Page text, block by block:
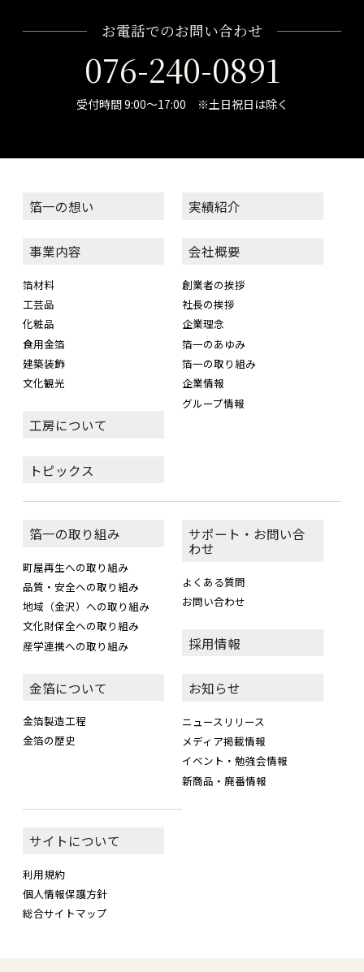
お電話でのお問い合わせ
076-240-0891
受付時間 9:00～17:00 ※土日祝日は除く
箔一の想い
事業内容
箔材料
工芸品
化粧品
食用金箔
建築装飾
文化観光
工房について
トピックス
実績紹介
会社概要
創業者の挨拶
社長の挨拶
企業理念
箔一のあゆみ
箔一の取り組み
企業情報
グループ情報
箔一の取り組み
町屋再生への取り組み
品質・安全への取り組み
地域（金沢）への取り組み
文化財保全への取り組み
産学連携への取り組み
金箔について
金箔製造工程
金箔の歴史
サポート・お問い合
わせ
よくある質問
お問い合わせ
採用情報
お知らせ
ニュースリリース
メディア掲載情報
イベント・勉強会情報
新商品・廃番情報
サイトについて
利用規約
個人情報保護方針
総合サイトマップ